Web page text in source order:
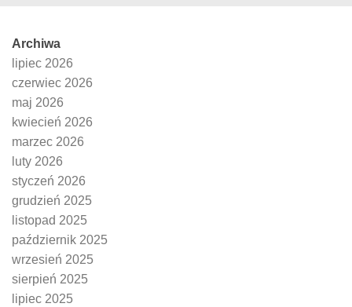
Archiwa
lipiec 2026
czerwiec 2026
maj 2026
kwiecień 2026
marzec 2026
luty 2026
styczeń 2026
grudzień 2025
listopad 2025
październik 2025
wrzesień 2025
sierpień 2025
lipiec 2025